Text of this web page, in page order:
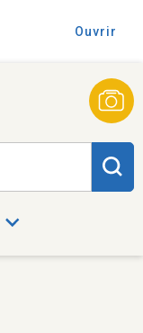
Ouvrir